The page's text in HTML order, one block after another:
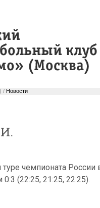
/ Новости
чемпионата России
(22:25, 21:25, 22:25).